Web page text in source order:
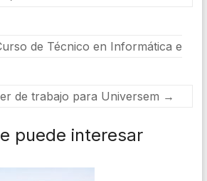
de Técnico en Informática e
de trabajo para Universem →
puede interesar